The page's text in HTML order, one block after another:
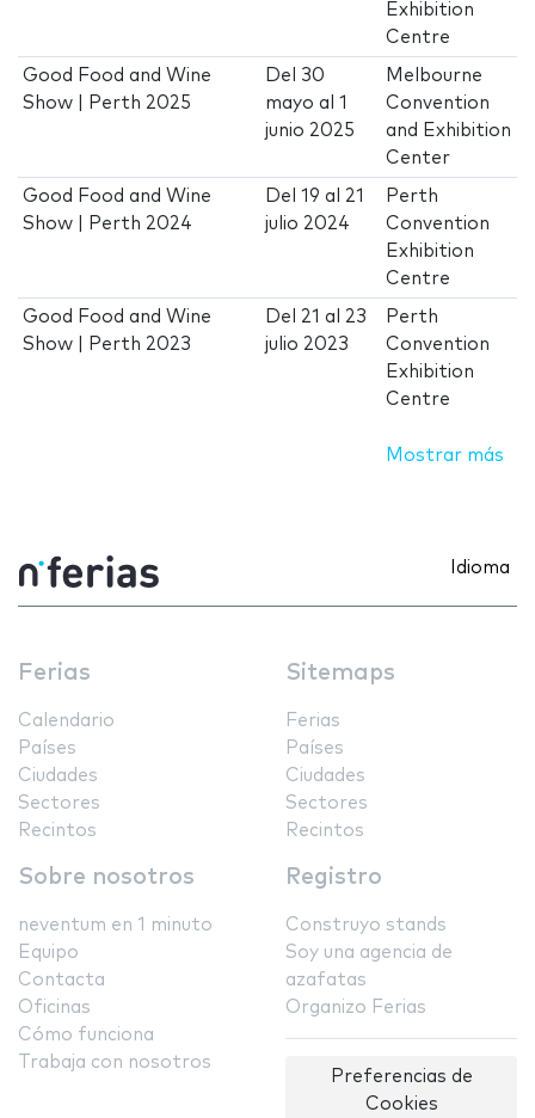
Exhibition
Centre
Good Food and Wine
Show | Perth 2025
Del 30
mayo al1
junio 2025
Melbourne
Convention
and Exhibition
Center
Good Food and Wine
Show | Perth 2024
Del19 al 21
julio 2024
Perth
Convention
Exhibition
Centre
Good Food and Wine
Show | Perth 2023
Del 21 al 23
julio 2023
Perth
Convention
Exhibition
Centre
Mostrar más
Idioma
Ferias
Calendario
Países
Ciudades
Sectores
Recintos
Sitemaps
Ferias
Países
Ciudades
Sectores
Recintos
Sobre nosotros
neventum en 1 minuto
Equipo
Contacta
Oficinas
Cómo funciona
Trabaja con nosotros
Registro
Construyo stands
Soy una agencia de
azafatas
Organizo Ferias
Preferencias de
Cookies